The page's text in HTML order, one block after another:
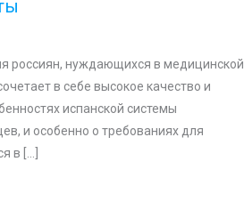
россиян, нуждающихся в медицинской
в себе высокое качество и
испанской системы
и особенно о требованиях для
в […]